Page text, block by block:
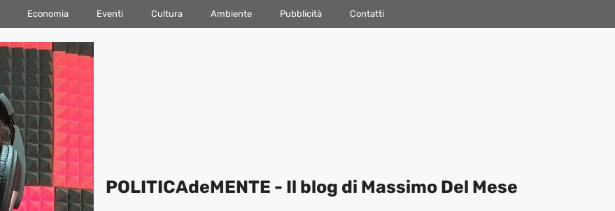
Economia Eventi Cultura Ambiente Pubblicità Contatti
POLITICAdeMENTE - Il blog di Massimo Del Mese